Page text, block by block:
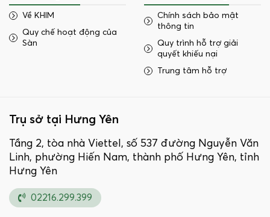
Về KHIM
Quy chế hoạt động của
Sàn
Chính sách bảo mật
thông tin
Quy trình hỗ trợ giải
quyết khiếu nại
Trung tâm hỗ trợ
Trụ sở tại Hưng Yên
Tầng 2, tòa nhà Viettel, số 537 đường Nguyễn Văn
Linh, phường Hiến Nam, thành phố Hưng Yên, tỉnh
Hưng Yên
02216.299.399